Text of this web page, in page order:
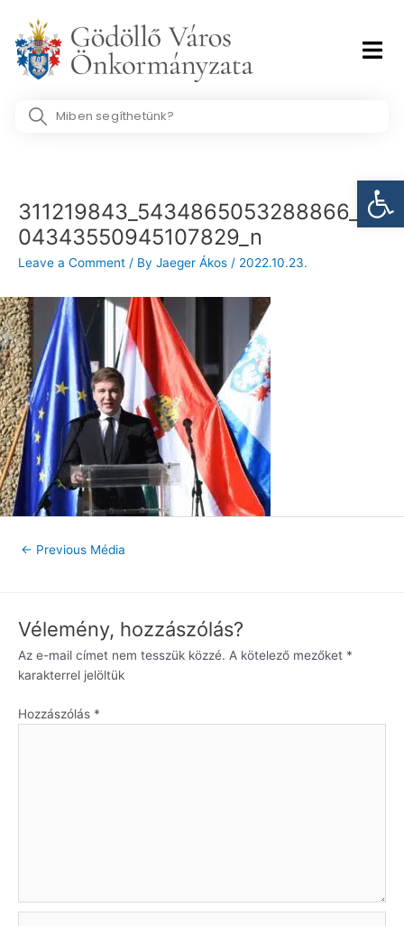
content
Search
311219843_5434865053288866_69
04343550945107829_n
Leave a Comment / By Jaeger Ákos / 2022.10.23.
← Previous Média
Vélemény, hozzászólás?
Az e-mail címet nem tesszük közzé. A kötelező mezőket *
karakterrel jelöltük
Hozzászólás *